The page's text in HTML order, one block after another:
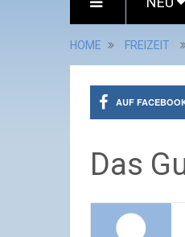
HOME FREIZEIT
AUF
Das